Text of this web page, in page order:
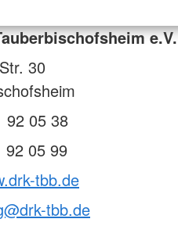
e.V.
30
92 05 38
92 05 99
tbb.de
tbb.de